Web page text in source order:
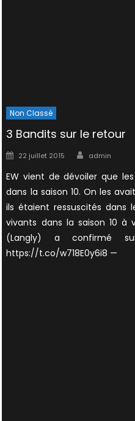
Non Classé
3 Bandits sur le retour
Posted
22 juillet 2015 Author
admin
EW vient de dévoiler que
dans la saison 10. On les
ils étaient ressuscités dans
vivants dans la saison 10 à
(Langly) a confirmé
https://t.co/w718E0y6i8 —